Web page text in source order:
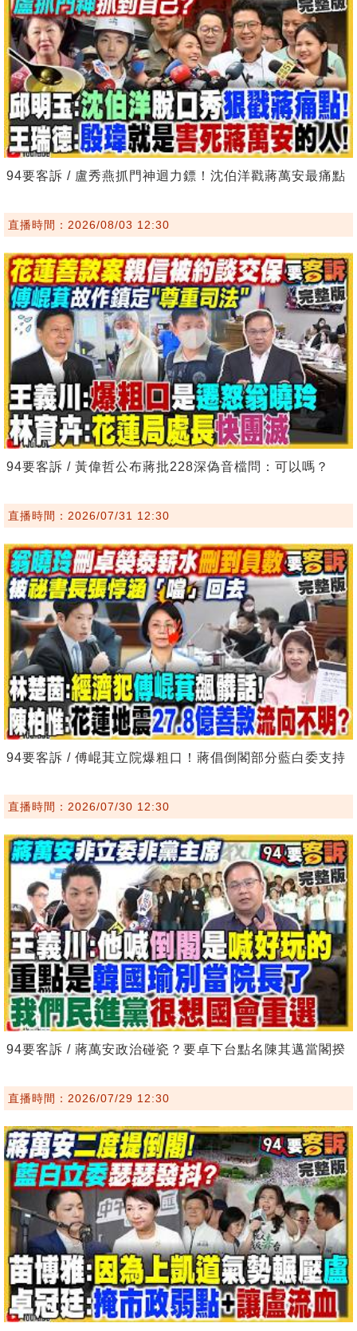
94要客訴 / 盧秀燕抓門神迴力鏢！沈伯洋戳蔣萬安最痛點
直播時間：2026/08/03 12:30
94要客訴 / 黃偉哲公布蔣批228深偽音檔問：可以嗎？
直播時間：2026/07/31 12:30
94要客訴 / 傅崐萁立院爆粗口！蔣倡倒閣部分藍白委支持
直播時間：2026/07/30 12:30
94要客訴 / 蔣萬安政治碰瓷？要卓下台點名陳其邁當閣揆
直播時間：2026/07/29 12:30